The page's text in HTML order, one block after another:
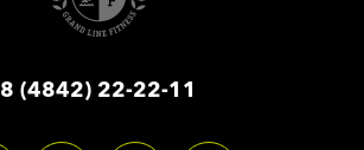
8 (4842) 22-22-11